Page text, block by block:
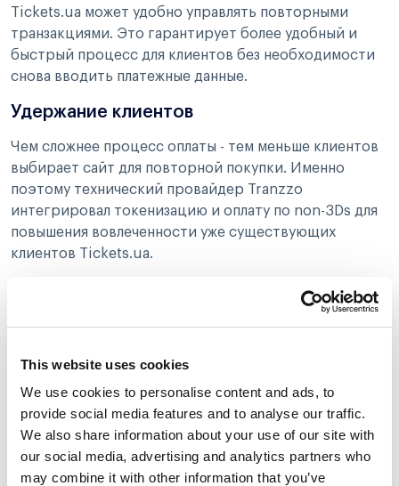
This website uses cookies
We use cookies to personalise content and ads, to
provide social media features and to analyse our traffic.
We also share information about your use of our site with
our social media, advertising and analytics partners who
may combine it with other information that you’ve
Tickets.ua может удобно управлять повторными
транзакциями. Это гарантирует более удобный и
быстрый процесс для клиентов без необходимости
снова вводить платежные данные.
Удержание клиентов
Чем сложнее процесс оплаты - тем меньше клиентов
выбирает сайт для повторной покупки. Именно
поэтому технический провайдер Tranzzo
интегрировал токенизацию и оплату по non-3Ds для
повышения вовлеченности уже существующих
клиентов Tickets.ua.
За счет
упрощения и платежного процесса, токенизация и
оплата по non-3Ds повышают лояльность клиентов и
уменьшает риски мошенничества и делает
повторные покупки для клиентов быстрыми и
удобными.
Дополнительно, брендированная чекаут-страница